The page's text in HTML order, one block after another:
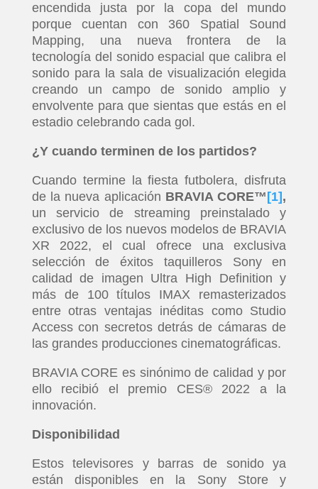
encendida justa por la copa del mundo
porque cuentan con 360 Spatial Sound
Mapping, una nueva frontera de la
tecnología del sonido espacial que calibra el
sonido para la sala de visualización elegida
creando un campo de sonido amplio y
envolvente para que sientas que estás en el
estadio celebrando cada gol.
¿Y cuando terminen de los partidos?
Cuando termine la fiesta futbolera, disfruta
de la nueva aplicación BRAVIA CORE™ [1] ,
un servicio de streaming preinstalado y
exclusivo de los nuevos modelos de BRAVIA
XR 2022, el cual ofrece una exclusiva
selección de éxitos taquilleros Sony en
calidad de imagen Ultra High Definition y
más de 100 títulos IMAX remasterizados
entre otras ventajas inéditas como Studio
Access con secretos detrás de cámaras de
las grandes producciones cinematográficas.
BRAVIA CORE es sinónimo de calidad y por
ello recibió el premio CES® 2022 a la
innovación.
Disponibilidad
Estos televisores y barras de sonido ya
están disponibles en la Sony Store y